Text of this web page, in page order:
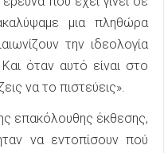
μια πληθώρα
την ιδεολογία
όταν αυτό είναι στο
να το πιστεύεις».
επακόλουθης έκθεσης,
να εντοπίσουν πού